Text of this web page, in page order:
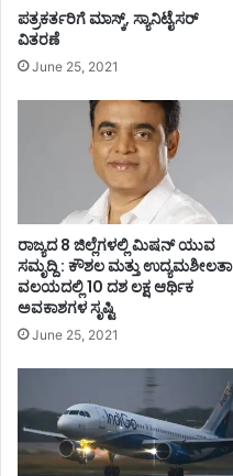
ಪತ್ರಕರ್ತರಿಗೆ ಮಾಸ್ಕ್, ಸ್ಯಾನಿಟೈಸರ್
ವಿತರಣೆ
June 25, 2021
ರಾಜ್ಯದ 8 ಜಿಲ್ಲೆಗಳಲ್ಲಿ ಮಿಷನ್ ಯುವ
ಸಮೃದ್ದಿ : ಕೌಶಲ ಮತ್ತು ಉದ್ಯಮಶೀಲತಾ
ವಲಯದಲ್ಲಿ 10 ದಶ ಲಕ್ಷ ಆರ್ಥಿಕ
ಅವಕಾಶಗಳ ಸೃಷ್ಟಿ
June 25, 2021